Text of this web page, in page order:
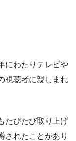
にわたりテレビや
視聴者に親しまれ
たびたび取り上げ
されたことがあり